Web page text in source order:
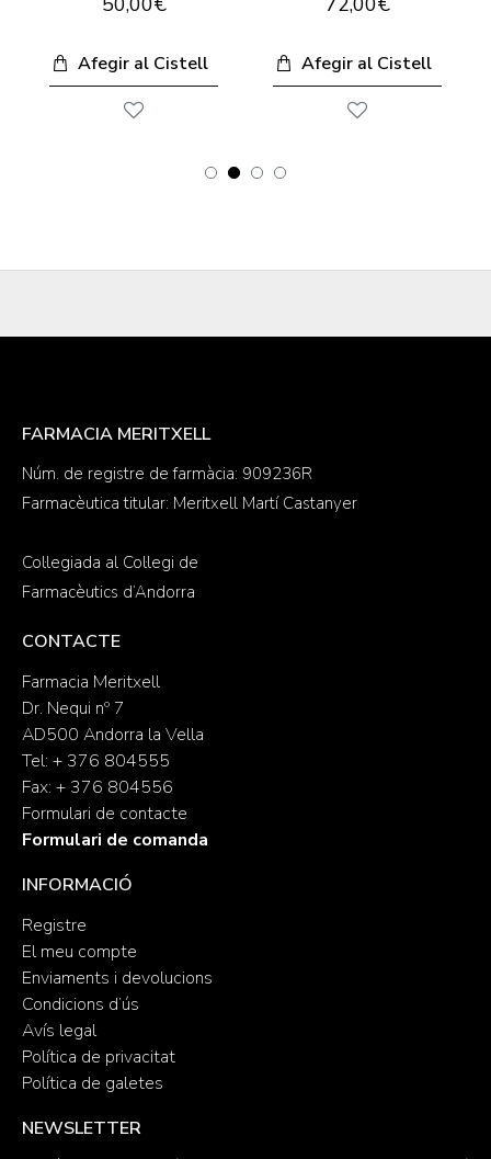
Afegir al Cistell Afegir al Cistell
FARMACIA MERITXELL
Núm. de registre de farmàcia: 909236R
Farmacèutica titular: Meritxell Martí Castanyer
Col·legiada al Col·legi de
Farmacèutics d’Andorra
CONTACTE
Farmacia Meritxell
Dr. Nequi nº 7
AD500 Andorra la Vella
Tel: + 376 804555
Fax: + 376 804556
Formulari de contacte
Formulari de comanda
INFORMACIÓ
Registre
El meu compte
Enviaments i devolucions
Condicions d’ús
Avís legal
Política de privacitat
Política de galetes
NEWSLETTER